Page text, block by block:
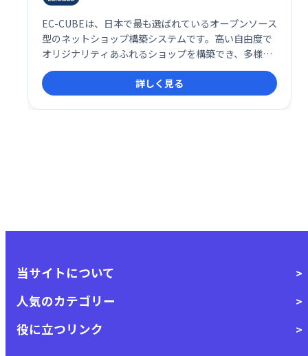
EC-CUBEは、日本で最も選ばれているオープンソース
型のネットショップ構築システムです。高い自由度で
オリジナリティあふれるショップを構築でき、多様な
ニーズに対応します。豊富な機能と拡張性で、ビジネ
ス規模に関わらず最適なECサイトを実現できます。
詳しく見る
当サイトについて
人気のカテゴリー
役に立つリンク